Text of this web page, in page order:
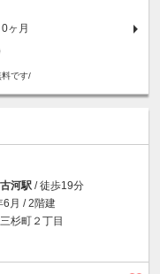
0ヶ月
です/
古河駅 / 徒歩19分
月 / 2階建
杉町２丁目